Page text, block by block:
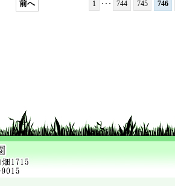
前へ 1 ･･･ 744 745 746